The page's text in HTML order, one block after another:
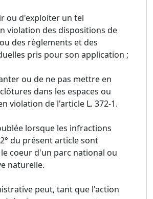
ou d'exploiter un tel
violation des dispositions de
des règlements et des
pris pour son application ;
ou de ne pas mettre en
dans les espaces ou
violation de l'article L. 372-1.
lorsque les infractions
du présent article sont
coeur d'un parc national ou
naturelle.
peut, tant que l'action